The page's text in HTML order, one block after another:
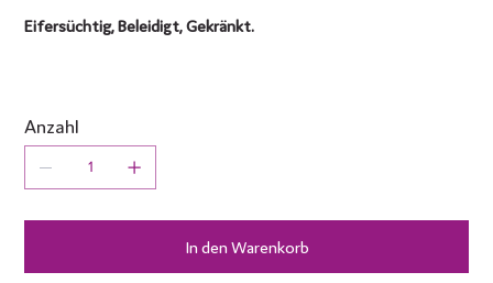
Eifersüchtig, Beleidigt, Gekränkt.
Anzahl
In den Warenkorb